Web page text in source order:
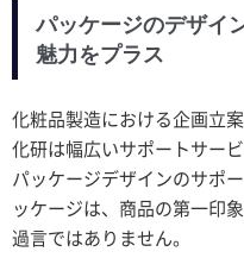
パッケージのデザイ
魅力をプラス
化粧品製造における企画立
化研は幅広いサポートサー
パッケージデザインのサポ
ッケージは、商品の第一印
過言ではありません。